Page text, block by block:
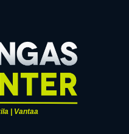
| Vantaa